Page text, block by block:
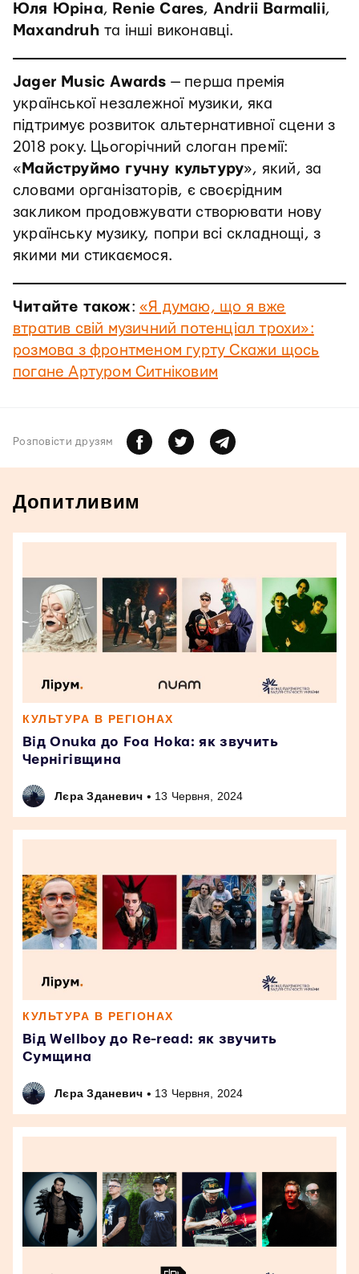
Юля Юріна, Renie Cares, Andrii Barmalii,
Maxandruh та інші виконавці.
Jager Music Awards — перша премія
української незалежної музики, яка
підтримує розвиток альтернативної сцени з
2018 року. Цьогорічний слоган премії:
« Майструймо гучну культуру», який, за
словами організаторів, є своєрідним
закликом продовжувати створювати нову
українську музику, попри всі складнощі, з
якими ми стикаємося.
Читайте також:«Я думаю, що я вже
втратив свій музичний потенціал трохи»:
розмова з фронтменом гурту Скажи щось
погане Артуром Ситніковим
Розповiсти друзям
Допитливим
КУЛЬТУРА В РЕГІОНАХ
Від Onuka до Foa Hoka: як звучить
Чернігівщина
Лєра Зданевич • 13 Червня, 2024
КУЛЬТУРА В РЕГІОНАХ
Від Wellboy до Re-read: як звучить
Сумщина
Лєра Зданевич • 13 Червня, 2024